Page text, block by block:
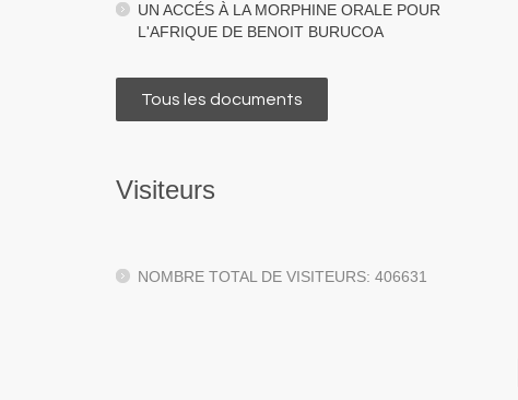
UN ACCÉS À LA MORPHINE ORALE POUR
L'AFRIQUE DE BENOIT BURUCOA
Tous les documents
Visiteurs
NOMBRE TOTAL DE VISITEURS: 406631